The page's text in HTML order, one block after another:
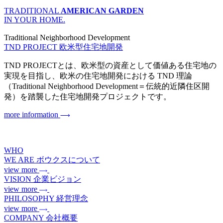
TRADITIONAL AMERICAN GARDEN
IN YOUR HOME.
Traditional Neighborhood Development
TND PROJECT 欧米型住宅地開発
TND PROJECTとは、欧米型の資産として価値ある住宅地の
実現を目指し、欧米の住宅地開発における TND 理論
（Traditional Neighborhood Development＝伝統的近隣住区開
発）を踏襲した住宅地開発プロジェクトです。
more information
WHO
WE ARE ボウクスについて
view more
VISION 企業ビジョン
view more
PHILOSOPHY 経営理念
view more
COMPANY 会社概要